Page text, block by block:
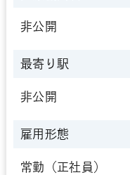
非公開
最寄り駅
非公開
雇用形態
常勤（正社員）